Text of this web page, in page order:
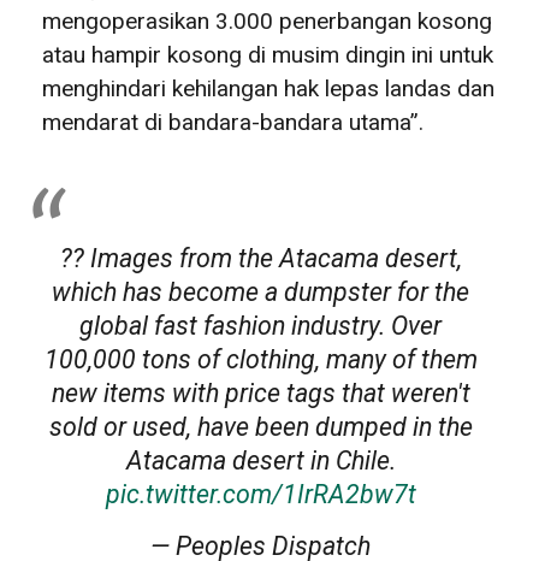
mengoperasikan 3.000 penerbangan kosong
atau hampir kosong di musim dingin ini untuk
menghindari kehilangan hak lepas landas dan
mendarat di bandara-bandara utama”.
?? Images from the Atacama desert,
which has become a dumpster for the
global fast fashion industry. Over
100,000 tons of clothing, many of them
new items with price tags that weren't
sold or used, have been dumped in the
Atacama desert in Chile.
pic.twitter.com/1IrRA2bw7t
— Peoples Dispatch